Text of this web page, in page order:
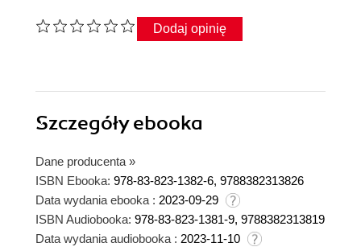
Dodaj opinię
Szczegółyebooka
Dane producenta »
ISBN Ebooka: 978-83-823-1382-6, 9788382313826
Data wydania ebooka : 2023-09-29
ISBN Audiobooka: 978-83-823-1381-9, 9788382313819
Data wydania audiobooka : 2023-11-10